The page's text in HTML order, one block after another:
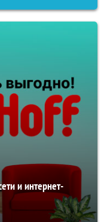
и интернет-